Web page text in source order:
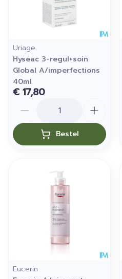
Uriage
Hyseac 3-regul+soin
Global A/imperfections
40ml
€ 17,80
Bestel
Eucerin